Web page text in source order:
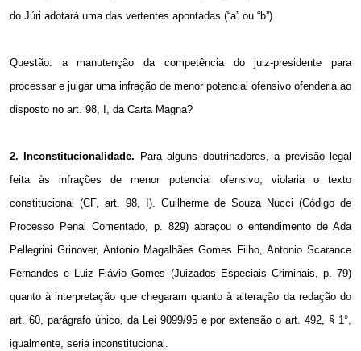
do Júri adotará uma das vertentes apontadas (“a” ou “b”).
Questão: a manutenção da competência do juiz-presidente para
processar e julgar uma infração de menor potencial ofensivo ofenderia ao
disposto no art. 98, I, da Carta Magna?
2. Inconstitucionalidade.
Para alguns doutrinadores, a previsão legal
feita às infrações de menor potencial ofensivo, violaria o texto
constitucional (CF, art. 98, I). Guilherme de Souza Nucci (Código de
Processo Penal Comentado, p. 829) abraçou o entendimento de Ada
Pellegrini Grinover, Antonio Magalhães Gomes Filho, Antonio Scarance
Fernandes e Luiz Flávio Gomes (Juizados Especiais Criminais, p. 79)
quanto à interpretação que chegaram quanto à alteração da redação do
art. 60, parágrafo único, da Lei 9099/95 e por extensão o art. 492, § 1°,
igualmente, seria inconstitucional.